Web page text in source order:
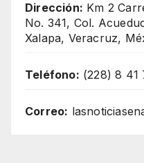
Dirección: Km 2
No. 341, Col.
Xalapa, Veracruz,
Teléfono: (228) 8 41
Correo: